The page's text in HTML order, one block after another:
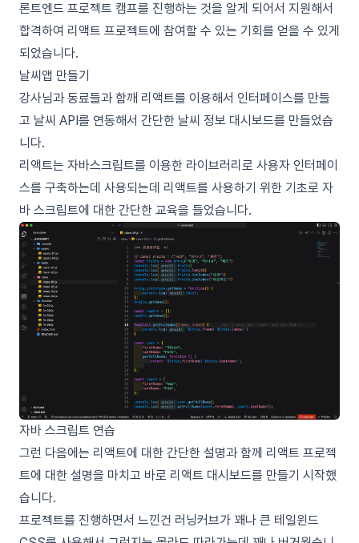
론트엔드 프로젝트 캠프를 진행하는 것을 알게 되어서 지원해서
합격하여 리액트 프로젝트에 참여할 수 있는 기회를 얻을 수 있게
되었습니다.
날씨앱 만들기
강사님과 동료들과 함깨 리액트를 이용해서 인터페이스를 만들
고 날씨 API를 연동해서 간단한 날씨 정보 대시보드를 만들었습
니다.
리액트는 자바스크립트를 이용한 라이브러리로 사용자 인터페이
스를 구축하는데 사용되는데 리액트를 사용하기 위한 기초로 자
바 스크립트에 대한 간단한 교육을 들었습니다.
자바 스크립트 연습
그런 다음에는 리액트에 대한 간단한 설명과 함께 리액트 프로젝
트에 대한 설명을 마치고 바로 리액트 대시보드를 만들기 시작했
습니다.
프로젝트를 진행하면서 느낀건 러닝커브가 꽤나 큰 테일윈드